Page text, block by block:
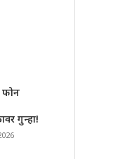
गुन्हा!